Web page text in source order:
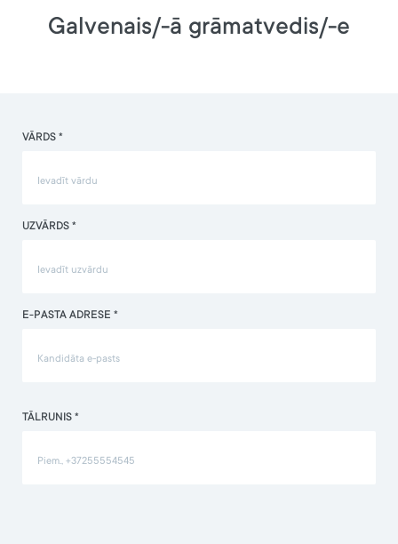
Galvenais/-ā grāmatvedis/-e
VĀRDS *
UZVĀRDS *
E-PASTA ADRESE *
TĀLRUNIS *